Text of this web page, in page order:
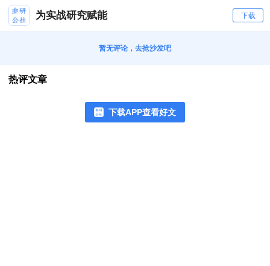
为实战研究赋能 下载
暂无评论，去抢沙发吧
热评文章
下载APP查看好文